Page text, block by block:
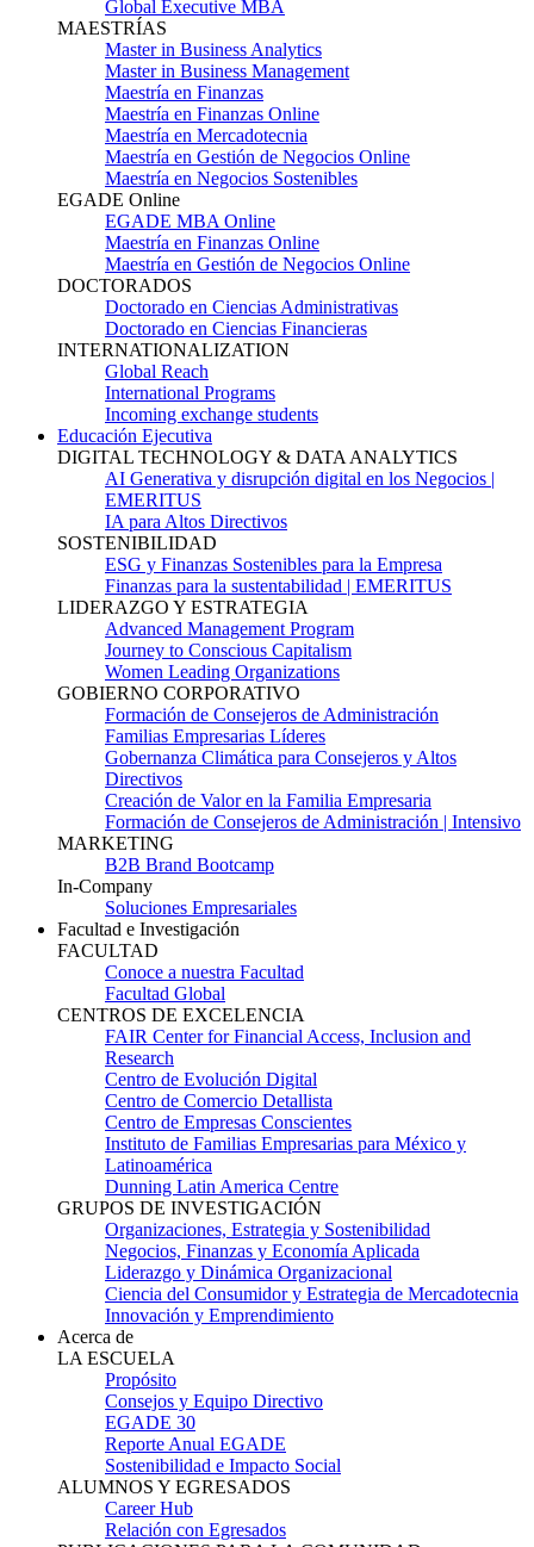
Global Executive MBA
MAESTRÍAS
Master in Business Analytics
Master in Business Management
Maestría en Finanzas
Maestría en Finanzas Online
Maestría en Mercadotecnia
Maestría en Gestión de Negocios Online
Maestría en Negocios Sostenibles
EGADE Online
EGADE MBA Online
Maestría en Finanzas Online
Maestría en Gestión de Negocios Online
DOCTORADOS
Doctorado en Ciencias Administrativas
Doctorado en Ciencias Financieras
INTERNATIONALIZATION
Global Reach
International Programs
Incoming exchange students
Educación Ejecutiva
DIGITAL TECHNOLOGY & DATA ANALYTICS
AI Generativa y disrupción digital en los Negocios |
EMERITUS
IA para Altos Directivos
SOSTENIBILIDAD
ESG y Finanzas Sostenibles para la Empresa
Finanzas para la sustentabilidad | EMERITUS
LIDERAZGO Y ESTRATEGIA
Advanced Management Program
Journey to Conscious Capitalism
Women Leading Organizations
GOBIERNO CORPORATIVO
Formación de Consejeros de Administración
Familias Empresarias Líderes
Gobernanza Climática para Consejeros y Altos
Directivos
Creación de Valor en la Familia Empresaria
Formación de Consejeros de Administración | Intensivo
MARKETING
B2B Brand Bootcamp
In-Company
Soluciones Empresariales
Facultad e Investigación
FACULTAD
Conoce a nuestra Facultad
Facultad Global
CENTROS DE EXCELENCIA
FAIR Center for Financial Access, Inclusion and
Research
Centro de Evolución Digital
Centro de Comercio Detallista
Centro de Empresas Conscientes
Instituto de Familias Empresarias para México y
Latinoamérica
Dunning Latin America Centre
GRUPOS DE INVESTIGACIÓN
Organizaciones, Estrategia y Sostenibilidad
Negocios, Finanzas y Economía Aplicada
Liderazgo y Dinámica Organizacional
Ciencia del Consumidor y Estrategia de Mercadotecnia
Innovación y Emprendimiento
Acerca de
LA ESCUELA
Propósito
Consejos y Equipo Directivo
EGADE 30
Reporte Anual EGADE
Sostenibilidad e Impacto Social
ALUMNOS Y EGRESADOS
Career Hub
Relación con Egresados